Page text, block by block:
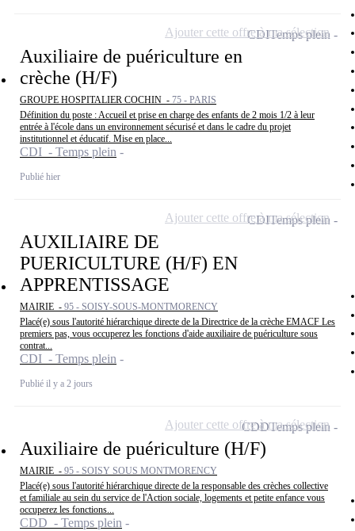
Auxiliaire de puériculture en
crèche (H/F)
GROUPE HOSPITALIER COCHIN - 75 - PARIS
Définition du poste : Accueil et prise en charge des enfants de 2 mois 1/2 à leur
entrée à l'école dans un environnement sécurisé et dans le cadre du projet
institutionnel et éducatif. Mise en place...
CDI - Temps plein
Publié hier
CDITemps plein
Ajouter cette offre à ma sélection
AUXILIAIRE DE
PUERICULTURE (H/F) EN
APPRENTISSAGE
MAIRIE - 95 - SOISY-SOUS-MONTMORENCY
Placé(e) sous l'autorité hiérarchique directe de la Directrice de la crèche EMACF Les
premiers pas, vous occuperez les fonctions d'aide auxiliaire de puériculture sous
contrat...
CDI - Temps plein
Publié il y a 2 jours
CDITemps plein
Ajouter cette offre à ma sélection
Auxiliaire de puériculture (H/F)
MAIRIE - 95 - SOISY SOUS MONTMORENCY
Placé(e) sous l'autorité hiérarchique directe de la responsable des crèches collective
et familiale au sein du service de l'Action sociale, logements et petite enfance vous
occuperez les fonctions...
CDD - Temps plein
CDDTemps plein
Ajouter cette offre à ma sélection